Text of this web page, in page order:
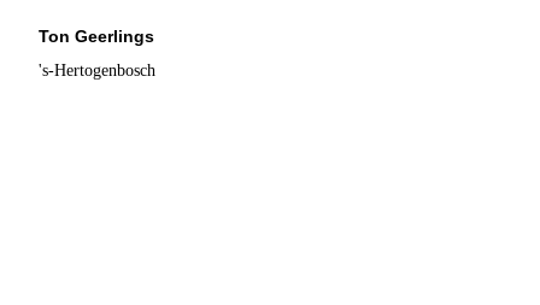
Ton Geerlings
's-Hertogenbosch